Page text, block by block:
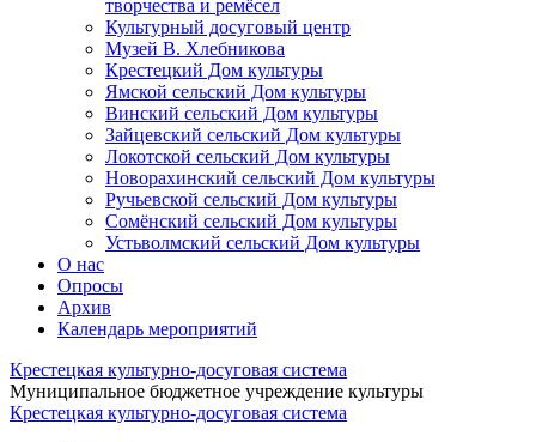
творчества и ремёсел
Культурный досуговый центр
Музей В. Хлебникова
Крестецкий Дом культуры
Ямской сельский Дом культуры
Винский сельский Дом культуры
Зайцевский сельский Дом культуры
Локотской сельский Дом культуры
Новорахинский сельский Дом культуры
Ручьевской сельский Дом культуры
Сомёнский сельский Дом культуры
Устьволмский сельский Дом культуры
О нас
Опросы
Архив
Календарь мероприятий
Крестецкая культурно-досуговая система
Муниципальное бюджетное учреждение культуры
Крестецкая культурно-досуговая система